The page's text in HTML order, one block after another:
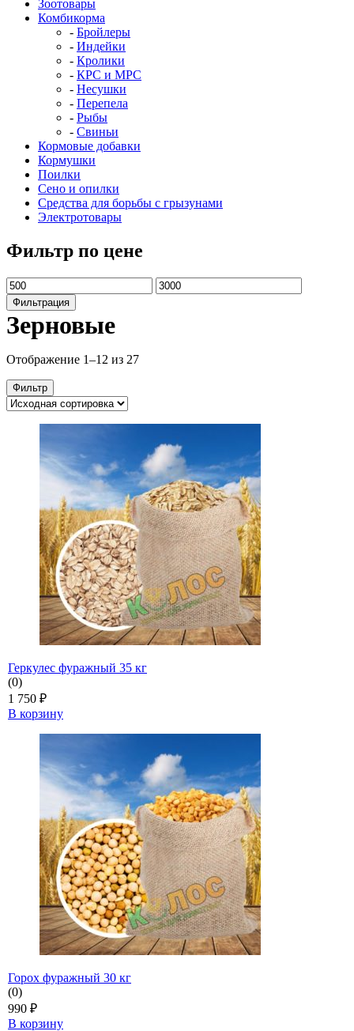
Зоотовары
Комбикорма
Бройлеры
Индейки
Кролики
КРС и МРС
Несушки
Перепела
Рыбы
Свиньи
Кормовые добавки
Кормушки
Поилки
Сено и опилки
Средства для борьбы с грызунами
Электротовары
Фильтр по цене
Минимальная
цена
Максимальная
цена
Фильтрация
Зерновые
Отображение 1–12 из 27
Фильтр
Геркулес фуражный 35 кг
(0)
1 750 ₽
В корзину
Горох фуражный 30 кг
(0)
990 ₽
В корзину